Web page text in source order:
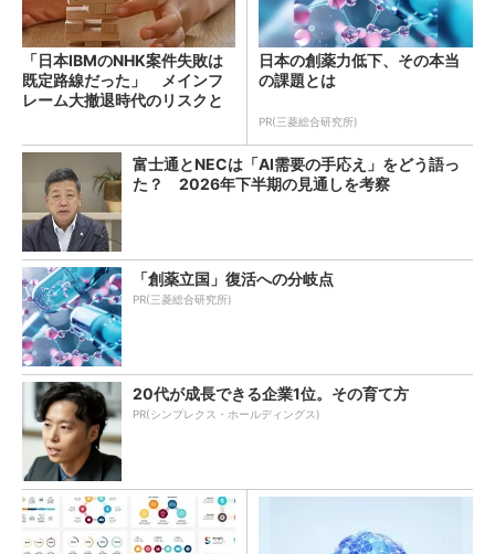
「日本IBMのNHK案件失敗は
既定路線だった」 メインフ
レーム大撤退時代のリスクと
日本の創薬力低下、その本当
の課題とは
PR(三菱総合研究所)
富士通とNECは「AI需要の手応え」をどう語っ
た？ 2026年下半期の見通しを考察
「創薬立国」復活への分岐点
PR(三菱総合研究所)
20代が成長できる企業1位。その育て方
PR(シンプレクス・ホールディングス)